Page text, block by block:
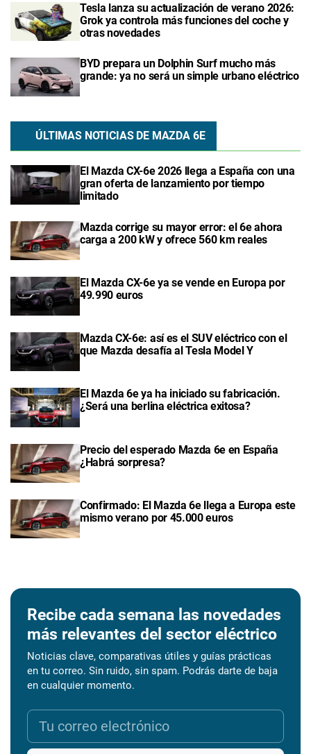
Tesla lanza su actualización de verano 2026:
Grok ya controla más funciones del coche y
otras novedades
BYD prepara un Dolphin Surf mucho más
grande: ya no será un simple urbano eléctrico
ÚLTIMAS NOTICIAS DE MAZDA 6E
El Mazda CX-6e 2026 llega a España con una
gran oferta de lanzamiento por tiempo
limitado
Mazda corrige su mayor error: el 6e ahora
carga a 200 kW y ofrece 560 km reales
El Mazda CX-6e ya se vende en Europa por
49.990 euros
Mazda CX-6e: así es el SUV eléctrico con el
que Mazda desafía al Tesla Model Y
El Mazda 6e ya ha iniciado su fabricación.
¿Será una berlina eléctrica exitosa?
Precio del esperado Mazda 6e en España
¿Habrá sorpresa?
Confirmado: El Mazda 6e llega a Europa este
mismo verano por 45.000 euros
Recibe cada semana las novedades
más relevantes del sector eléctrico
Noticias clave, comparativas útiles y guías prácticas
en tu correo. Sin ruido, sin spam. Podrás darte de baja
en cualquier momento.